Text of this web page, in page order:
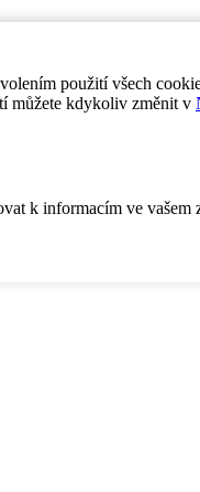
použití všech
můžete kdykoliv změnit v
k informacím ve vašem